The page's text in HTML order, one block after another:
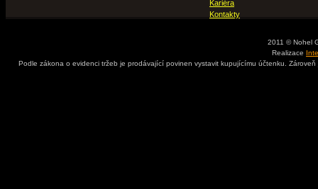
Kariéra
Kontakty
2011 © Nohel
Realizace
Podle zákona o evidenci tržeb je prodávající povinen vystavit kupujícímu účtenku.